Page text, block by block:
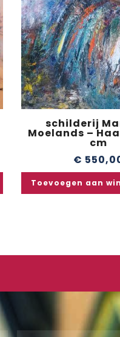
schilderij
Moelands –
cm
€
Toevoegen aan